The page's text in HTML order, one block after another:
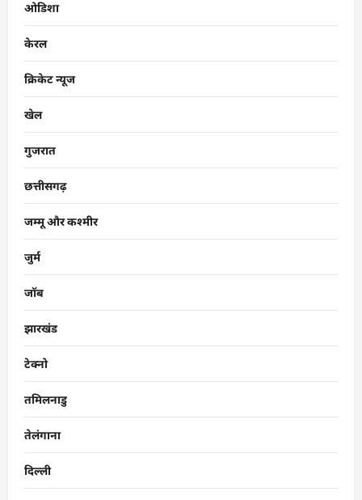
ओडिशा
केरल
क्रिकेट न्यूज
खेल
गुजरात
छत्तीसगढ़
जम्मू और कश्मीर
जुर्म
जॉब
झारखंड
टेक्नो
तमिलनाडु
तेलंगाना
दिल्ली